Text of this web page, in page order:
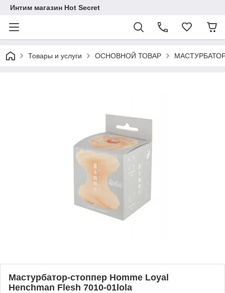
Интим магазин Hot Secret
Товары и услуги ОСНОВНОЙ ТОВАР
Мастурбатор-стоппер Homme Loyal
Henchman Flesh 7010-01lola